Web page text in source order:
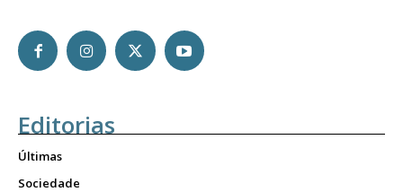
Editorias
Últimas
Sociedade